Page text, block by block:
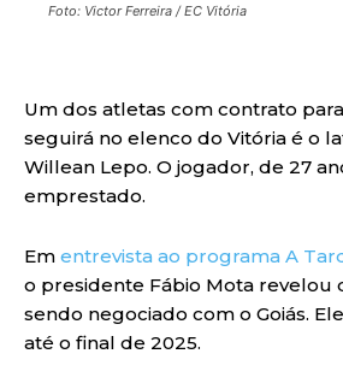
Foto: Victor Ferreira / EC Vitória
Um dos atletas com contrato
seguirá no elenco do Vitória é o
Willean Lepo. O jogador, de 27
emprestado.
Em entrevista ao programa A
o presidente Fábio Mota revelou
sendo negociado com o Goiás.
até o final de 2025.